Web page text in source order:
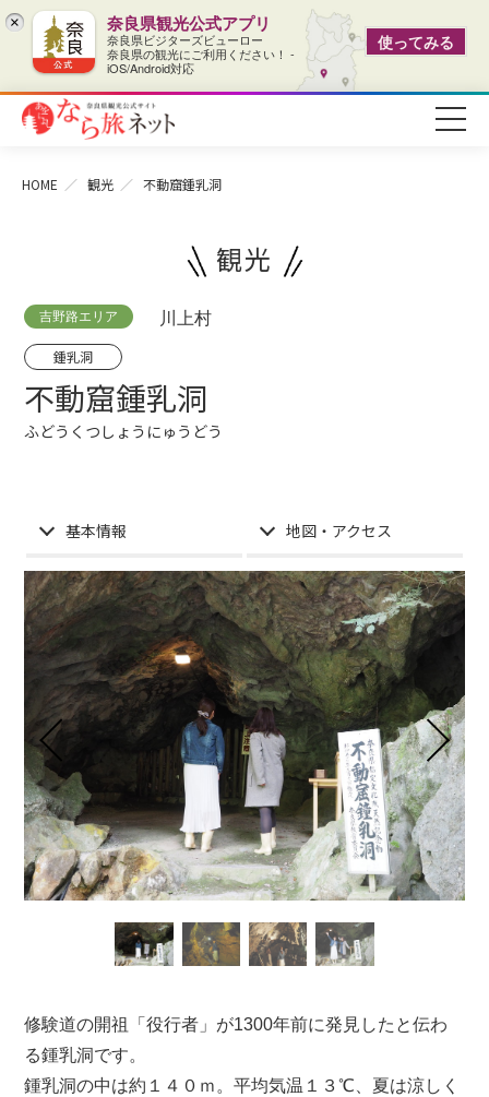
× 奈良県観光公式アプリ
奈良県ビジターズビューロー
奈良県の観光にご利用ください！ -
iOS/Android対応
使ってみる
HOME 観光 不動窟鍾乳洞
観光
吉野路エリア 川上村
鍾乳洞
不動窟鍾乳洞
ふどうくつしょうにゅうどう
基本情報 地図・アクセス
修験道の開祖「役行者 」が1300年前に発見したと伝わ
る鍾乳洞です。
鍾乳洞の中は約１４０ｍ。平均気温１３℃、夏は涼しく